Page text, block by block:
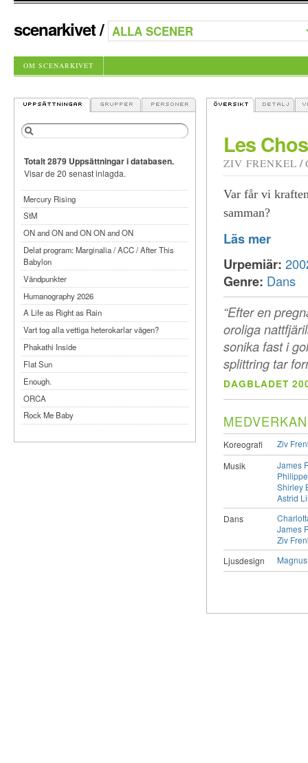
scenarkivet/
OM SCENARKIVET
Les
ZIV FRENKEL /
Var får vi
samman?
Läs mer
Urpemiär:
Genre: Dans
“Efter en
oroliga
sonika fast i
splittring tar
DAGBLADET
Koreografi
Ziv
Musik
James
Shirley
Astrid
Dans
James
Ziv
Ljusdesign
Totalt 2879 Uppsättningar i databasen.
Visar de 20 senast inlagda.
Mercury Rising
StM
ON and ON and ON ON and ON
Delat program: Marginalia / ACC / After This
Babylon
Vändpunkter
Humanography 2026
A Life as Right as Rain
Vart tog alla vettiga heterokarlar vägen?
Phakathi Inside
Flat Sun
Enough.
ORCA
Rock Me Baby